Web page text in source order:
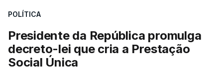
POLÍTICA
Presidente da República promulga
decreto-lei que cria a Prestação
Social Única